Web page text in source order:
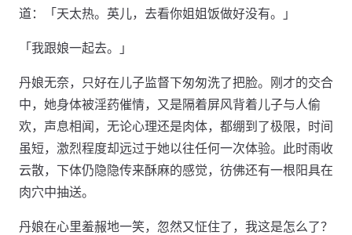
道：「天太热。英儿，去看你姐姐饭做好没有。」
「我跟娘一起去。」
丹娘无奈，只好在儿子监督下匆匆洗了把脸。刚才的交合
中，她身体被淫药催情，又是隔着屏风背着儿子与人偷
欢，声息相闻，无论心理还是肉体，都绷到了极限，时间
虽短，激烈程度却远过于她以往任何一次体验。此时雨收
云散，下体仍隐隐传来酥麻的感觉，彷佛还有一根阳具在
肉穴中抽送。
丹娘在心里羞赧地一笑，忽然又怔住了，我这是怎么了？